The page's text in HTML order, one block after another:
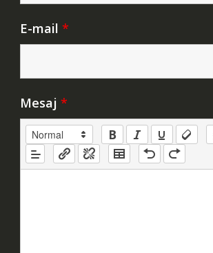
E-mail *
Mesaj *